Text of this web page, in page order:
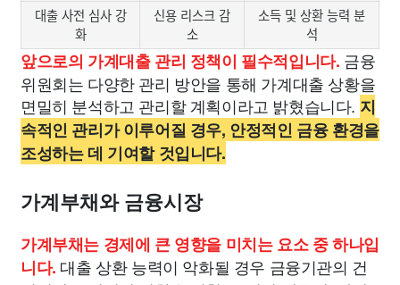
대출 사전 심사 강
화
신용 리스크 감
소
소득 및 상환 능력 분
석
앞으로의 가계대출 관리 정책이 필수적입니다. 금융
위원회는 다양한 관리 방안을 통해 가계대출 상황을
면밀히 분석하고 관리할 계획이라고 밝혔습니다. 지
속적인 관리가 이루어질 경우, 안정적인 금융 환경을
조성하는 데 기여할 것입니다.
가계부채와 금융시장
가계부채는 경제에 큰 영향을 미치는 요소 중 하나입
니다. 대출 상환 능력이 악화될 경우 금융기관의 건